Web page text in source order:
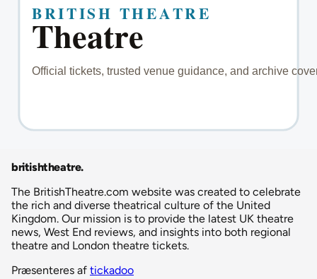
britishtheatre.
The BritishTheatre.com website was created to celebrate
the rich and diverse theatrical culture of the United
Kingdom. Our mission is to provide the latest UK theatre
news, West End reviews, and insights into both regional
theatre and London theatre tickets.
Præsenteres af tickadoo